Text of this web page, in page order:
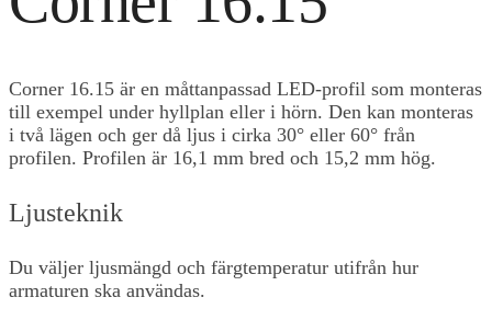
Corner 16.15 är en måttanpassad LED-profil som monteras
till exempel under hyllplan eller i hörn. Den kan monteras
i två lägen och ger då ljus i cirka 30° eller 60° från
profilen. Profilen är 16,1 mm bred och 15,2 mm hög.
Ljusteknik
Du väljer ljusmängd och färgtemperatur utifrån hur
armaturen ska användas.